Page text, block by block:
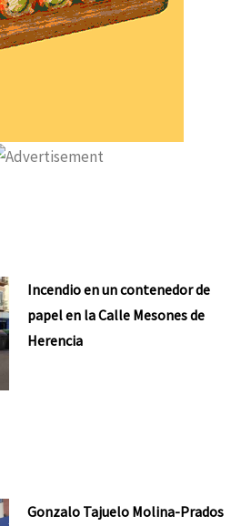
Incendio en un contenedor de
papel en la Calle Mesones de
Herencia
Gonzalo Tajuelo Molina-Prados